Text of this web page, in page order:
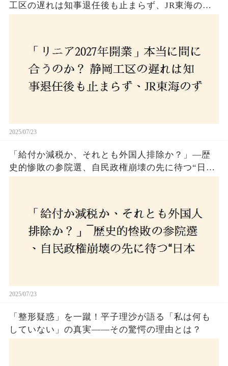
工区の遅れは知事退任後も止まらず、JR東海のず
2025/07/23
「給付か減税か、それとも外国人排除か？」―歴
史的惨敗の参院選、自民政権崩壊の先に待つ“日本
2025/07/23
「整形疑惑」を一蹴！平子理沙が語る「私は何も
していない」の真実——その驚愕の理由とは？